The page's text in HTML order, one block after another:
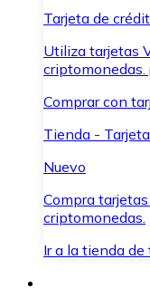
Tarjeta de
Utiliza tarjetas
criptomonedas.
Comprar con
Tienda -
Nuevo
Compra
criptomonedas.
Ir a la tienda de